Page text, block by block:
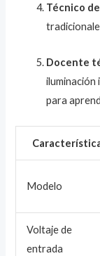
Técnico
Docente
iluminación
para
Modelo
Voltaje de
entrada